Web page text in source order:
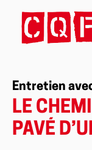
Entretien
LE
PAVÉ